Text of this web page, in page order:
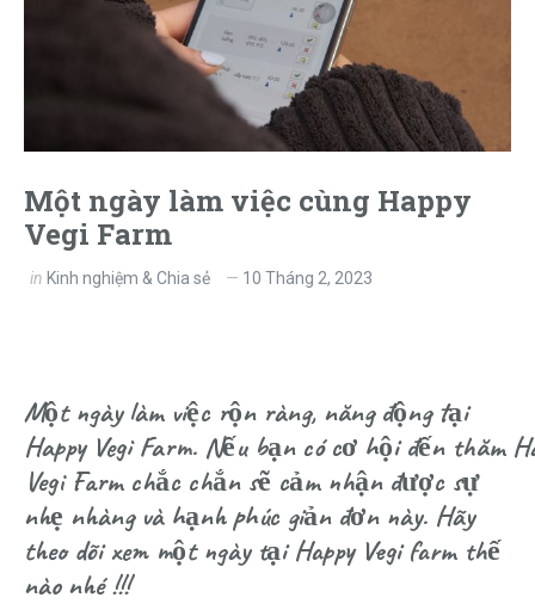
Một ngày làm việc cùng Happy
Vegi Farm
in Kinh nghiệm & Chia sẻ 10 Tháng 2, 2023
Một ngày làm việc rộn ràng, năng động tại
Happy Vegi Farm. Nếu bạn có cơ hội đến thăm
Vegi Farm chắc chắn sẽ cảm nhận được sự
nhẹ nhàng và hạnh phúc giản đơn này. Hãy
theo dõi xem một ngày tại Happy Vegi farm thế
nào nhé !!!